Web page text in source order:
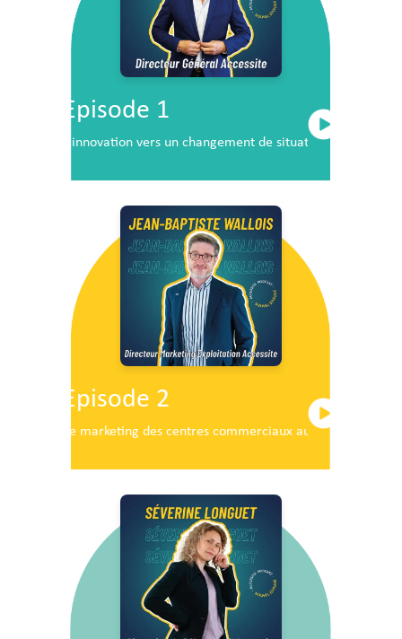
Episode 1
L’innovation vers un changement de situation
Episode 2
Le marketing des centres commerciaux au service du